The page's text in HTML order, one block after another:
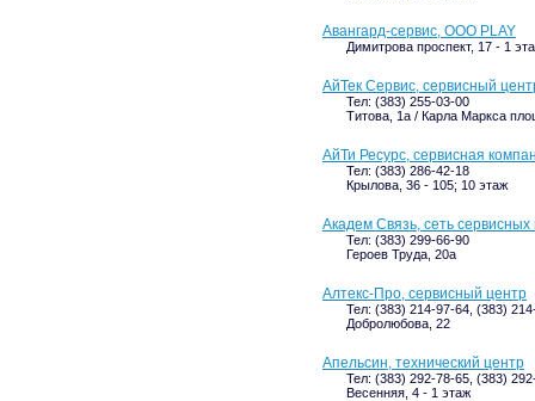
Авангард-сервис, ООО PLAY
Димитрова проспект, 17 - 1
АйТек Сервис, сервисный
Тел: (383) 255-03-00
Титова, 1а / Карла Маркса
АйТи Ресурс, сервисная
Тел: (383) 286-42-18
Крылова, 36 - 105; 10 этаж
Академ Связь, сеть сервисных
Тел: (383) 299-66-90
Героев Труда, 20а
Алтекс-Про, сервисный центр
Тел: (383) 214-97-64, (383)
Добролюбова, 22
Апельсин, технический центр
Тел: (383) 292-78-65, (383)
Весенняя, 4 - 1 этаж